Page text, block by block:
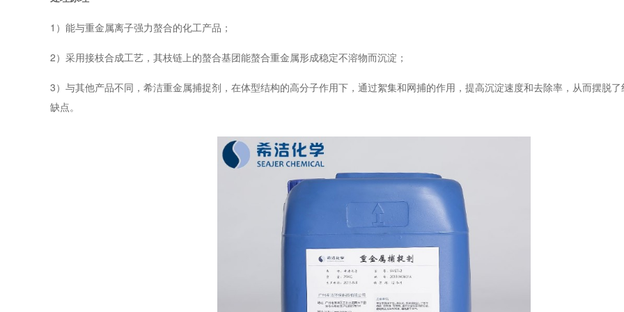
1）能与重金属离子强力螯合的化工产品；
2）采用接枝合成工艺，其枝链上的螯合基团能螯合重金属形成稳定不溶物而沉淀；
3）与其他产品不同，希洁重金属捕捉剂，在体型结构的高分子作用下，通过絮集和网捕的作用，提高沉淀速度和去除率，从而摆脱
缺点。